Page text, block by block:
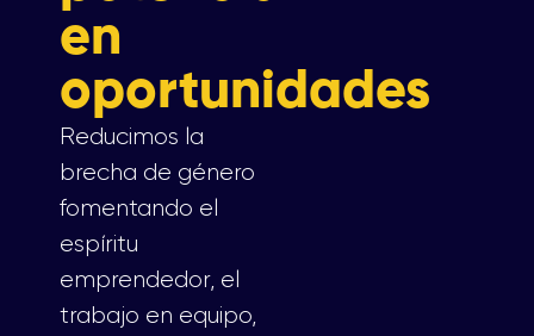
en
oportunidades
Reducimos la
brecha de género
fomentando el
espíritu
emprendedor, el
trabajo en equipo,